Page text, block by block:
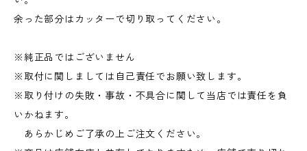
余った部分はカッターで切り取ってください。
※純正品ではございません
※取付に関しましては自己責任でお願い致します。
※取り付けの失敗・事故・不具合に関して当店では責任を負
いかねます。
あらかじめご了承の上ご注文ください。